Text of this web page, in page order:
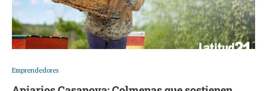
Emprendedores